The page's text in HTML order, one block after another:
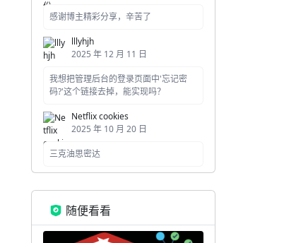
感谢博主精彩分享，辛苦了
lllyhjh
2025 年 12 月 11 日
我想把管理后台的登录页面中'忘记密
码?'这个链接去掉，能实现吗？
Netflix cookies
2025 年 10 月 20 日
三克油思密达
随便看看